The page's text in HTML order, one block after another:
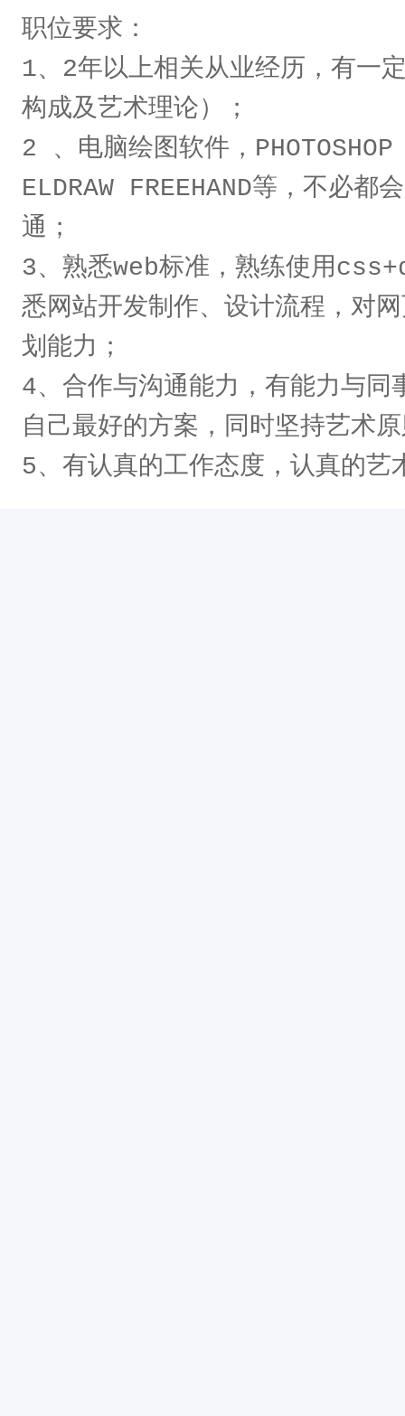
职位要求：
1、2年以上相关从业经历，有一
构成及艺术理论）；
2 、电脑绘图软件，
ELDRAW FREEHAND等，不必都
通；
3、熟悉web标准，熟练使用
悉网站开发制作、设计流程，对
划能力；
4、合作与沟通能力，有能力与同
自己最好的方案，同时坚持艺术
5、有认真的工作态度，认真的艺